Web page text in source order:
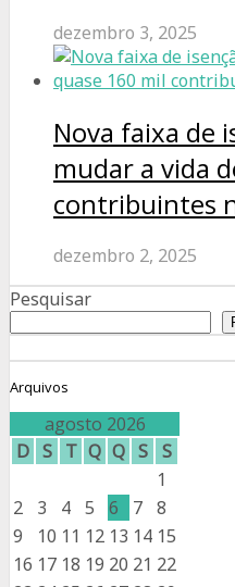
dezembro 3, 2025
Nova faixa de
mudar a vida
contribuintes
dezembro 2, 2025
Pesquisar
Arquivos
agosto 2026
D S T Q Q S
S
1
2
3 4 5 6 7 8
9
10 11 12 13 14 15
16 17 18 19 20 21 22